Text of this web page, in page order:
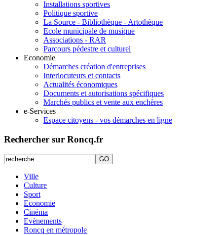
Installations sportives
Politique sportive
La Source - Bibliothèque - Artothèque
Ecole municipale de musique
Associations - RAR
Parcours pédestre et culturel
Economie
Démarches création d'entreprises
Interlocuteurs et contacts
Actualités économiques
Documents et autorisations spécifiques
Marchés publics et vente aux enchères
e-Services
Espace citoyens - vos démarches en ligne
Rechercher sur Roncq.fr
Ville
Culture
Sport
Economie
Cinéma
Evénements
Roncq en métropole